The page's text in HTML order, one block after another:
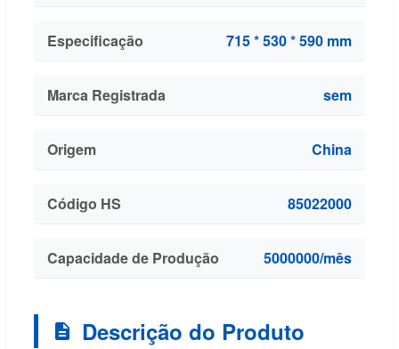
Especificação 715 * 530 * 590 mm
Marca Registrada sem
Origem China
Código HS 85022000
Capacidade de Produção 5000000/mês
Descrição do Produto